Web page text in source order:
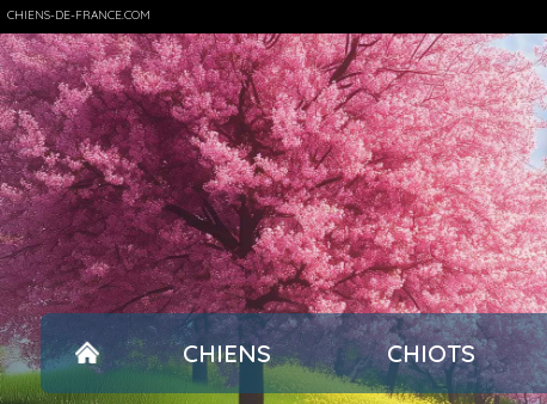
CHIENS-DE-FRANCE.COM
CHIENS CHIOTS